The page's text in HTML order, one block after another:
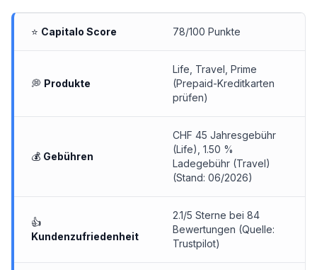
⭐ Capitalo Score 78/100 Punkte
💭 Produkte
Life, Travel, Prime
(Prepaid-Kreditkarten
prüfen)
💰 Gebühren
CHF 45 Jahresgebühr
(Life), 1.50 %
Ladegebühr (Travel)
(Stand: 06/2026)
👍
Kundenzufriedenheit
2.1/5 Sterne bei 84
Bewertungen (Quelle:
Trustpilot)